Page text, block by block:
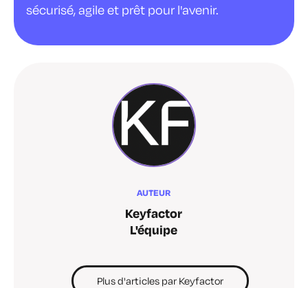
sécurisé, agile et prêt pour l'avenir.
AUTEUR
Keyfactor
L'équipe
Plus d'articles par Keyfactor